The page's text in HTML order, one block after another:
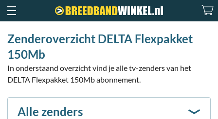
Zenderoverzicht DELTA Flexpakket
150Mb
In onderstaand overzicht vind je alle tv-zenders van het
DELTA Flexpakket 150Mb abonnement.
Alle zenders